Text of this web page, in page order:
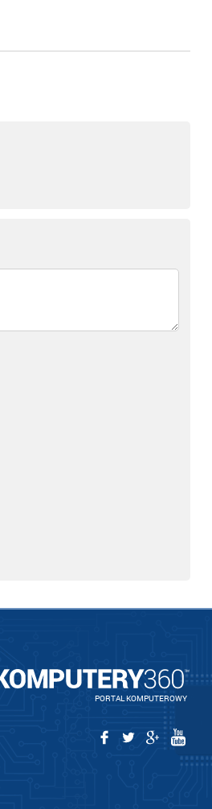
PORTAL KOMPUTEROWY